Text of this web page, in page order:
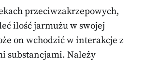
przeciwzakrzepowych,
ilość jarmużu w swojej
on wchodzić w interakcje z
substancjami. Należy